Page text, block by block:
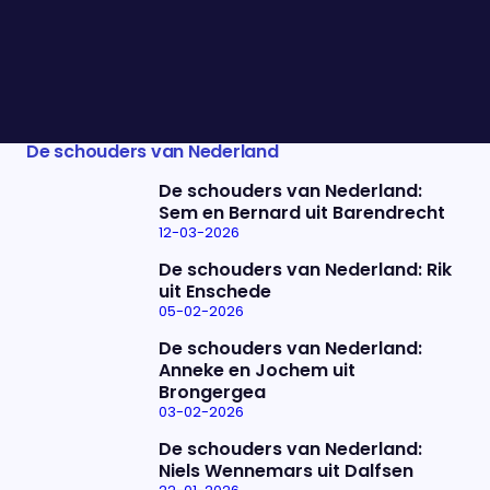
De schouders van Nederland
De schouders van Nederland:
Sem en Bernard uit Barendrecht
12-03-2026
De schouders van Nederland: Rik
uit Enschede
05-02-2026
De schouders van Nederland:
Anneke en Jochem uit
Brongergea
03-02-2026
De schouders van Nederland:
Niels Wennemars uit Dalfsen